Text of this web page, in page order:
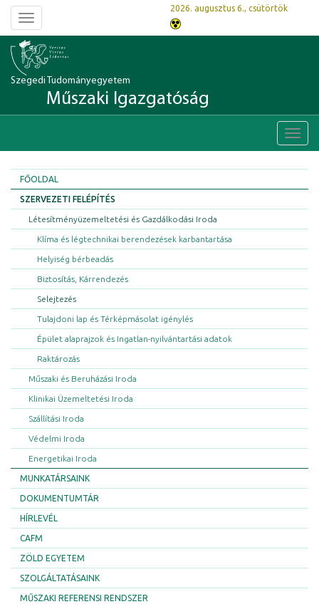
Toggle
navigation
2026. augusztus 6., csütörtök
Szegedi Tudományegyetem
Műszaki Igazgatóság
FŐOLDAL
SZERVEZETI FELÉPÍTÉS
Létesítményüzemeltetési és Gazdálkodási Iroda
Klíma és légtechnikai berendezések karbantartása
Helyiség bérbeadás
Biztosítás, Kárrendezés
Selejtezés
Tulajdoni lap és Térképmásolat igénylés
Épület alaprajzok és Ingatlan-nyilvántartási adatok
Raktározás
Műszaki és Beruházási Iroda
Klinikai Üzemeltetési Iroda
Szállítási Iroda
Védelmi Iroda
Energetikai Iroda
MUNKATÁRSAINK
DOKUMENTUMTÁR
HÍRLEVÉL
CAFM
ZÖLD EGYETEM
SZOLGÁLTATÁSAINK
MŰSZAKI REFERENSI RENDSZER